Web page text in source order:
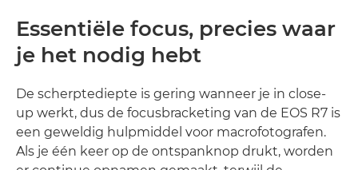
Essentiële focus, precies waar
je het nodig hebt
De scherptediepte is gering wanneer je in close-
up werkt, dus de focusbracketing van de EOS R7 is
een geweldig hulpmiddel voor macrofotografen.
Als je één keer op de ontspanknop drukt, worden